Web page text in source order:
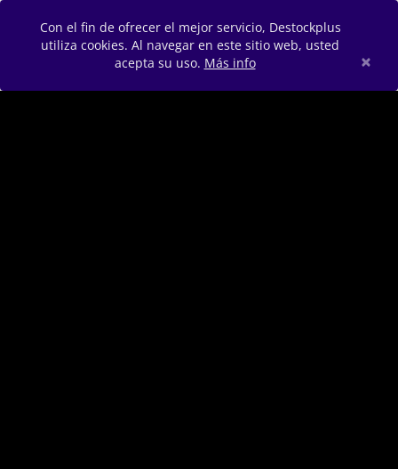
Con el fin de ofrecer el mejor servicio, Destockplus
utiliza cookies. Al navegar en este sitio web, usted
acepta su uso. Más info ×